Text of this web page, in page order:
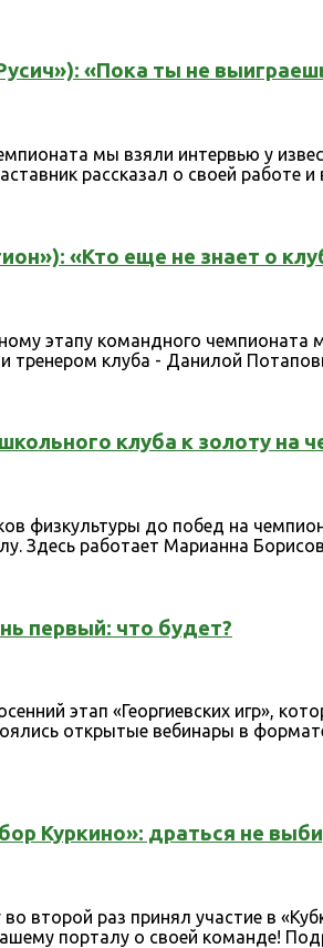
«Пока ты не
мы взяли интервью у
рассказал о своей работе
«Кто еще не знает о
этапу командного чемпионата
тренером клуба - Данилой
клуба к золоту на
физкультуры до побед на
Здесь работает Марианна
первый: что будет?
этап «Георгиевских игр»,
открытые вебинары в
Куркино»: драться не
второй раз принял участие в
порталу о своей команде!